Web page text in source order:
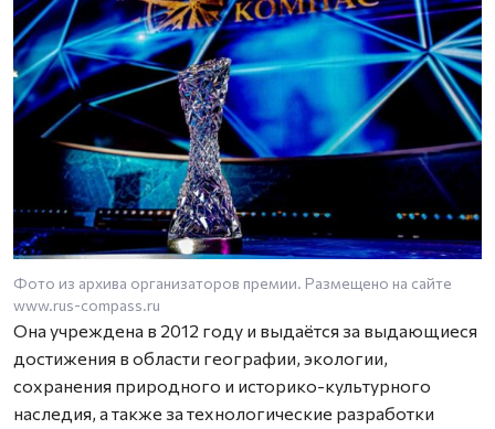
Фото из архива организаторов премии. Размещено на сайте
www.rus-compass.ru
Она учреждена в 2012 году и выдаётся за выдающиеся
достижения в области географии, экологии,
сохранения природного и историко-культурного
наследия, а также за технологические разработки